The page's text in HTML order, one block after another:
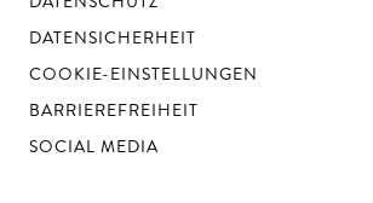
DATENSICHERHEIT
COOKIE-EINSTELLUNGEN
BARRIEREFREIHEIT
SOCIAL MEDIA